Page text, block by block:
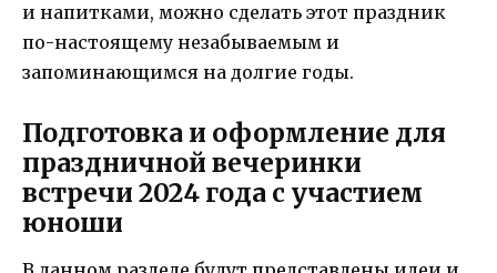
и напитками, можно сделать этот праздник
по-настоящему незабываемым и
запоминающимся на долгие годы.
Подготовка и оформление для
праздничной вечеринки
встречи 2024 года с участием
юноши